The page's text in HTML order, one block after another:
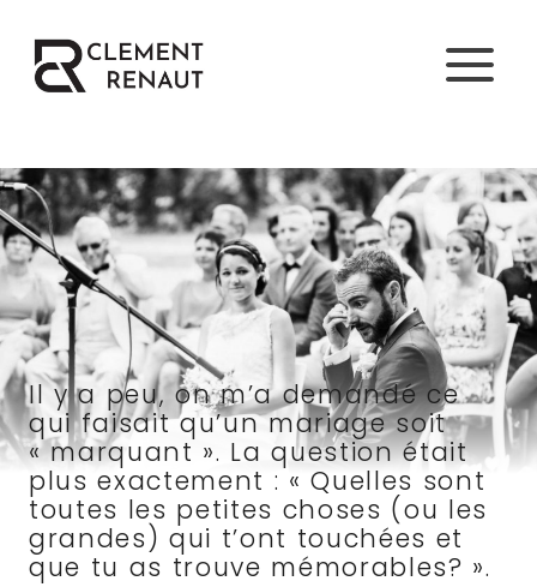
au
contenu
Il y a peu, on m’a demandé ce
qui faisait qu’un mariage soit
« marquant ». La question était
plus exactement : « Quelles sont
toutes les petites choses (ou les
grandes) qui t’ont touchées et
que tu as trouve mémorables? ».